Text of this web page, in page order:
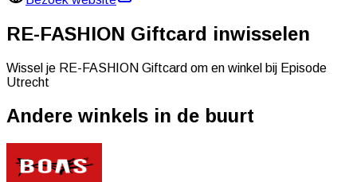
RE-FASHION Giftcard inwisselen
Wissel je RE-FASHION Giftcard om en winkel bij Episode
Utrecht
Andere winkels in de buurt